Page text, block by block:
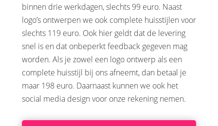
binnen drie werkdagen, slechts 99 euro. Naast
logo’s ontwerpen we ook complete huisstijlen voor
slechts 119 euro. Ook hier geldt dat de levering
snel is en dat onbeperkt feedback gegeven mag
worden. Als je zowel een logo ontwerp als een
complete huisstijl bij ons afneemt, dan betaal je
maar 198 euro. Daarnaast kunnen we ook het
social media design voor onze rekening nemen.